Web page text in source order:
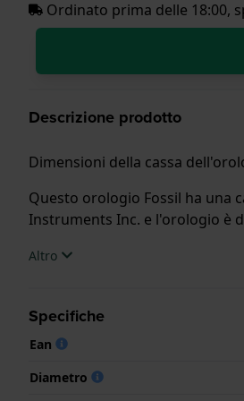
Ordinato prima delle 18:00,
Descrizione prodotto
Dimensioni della cassa
Questo orologio Fossil ha una
Instruments Inc. e l'orologio è
L'orologio è impermeabile a
Altro
Specifiche
Ean
Diametro